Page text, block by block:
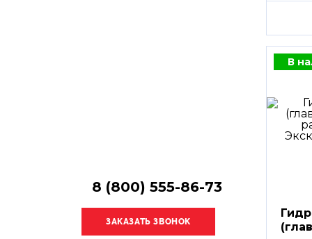
8 (800) 555-86-73
В